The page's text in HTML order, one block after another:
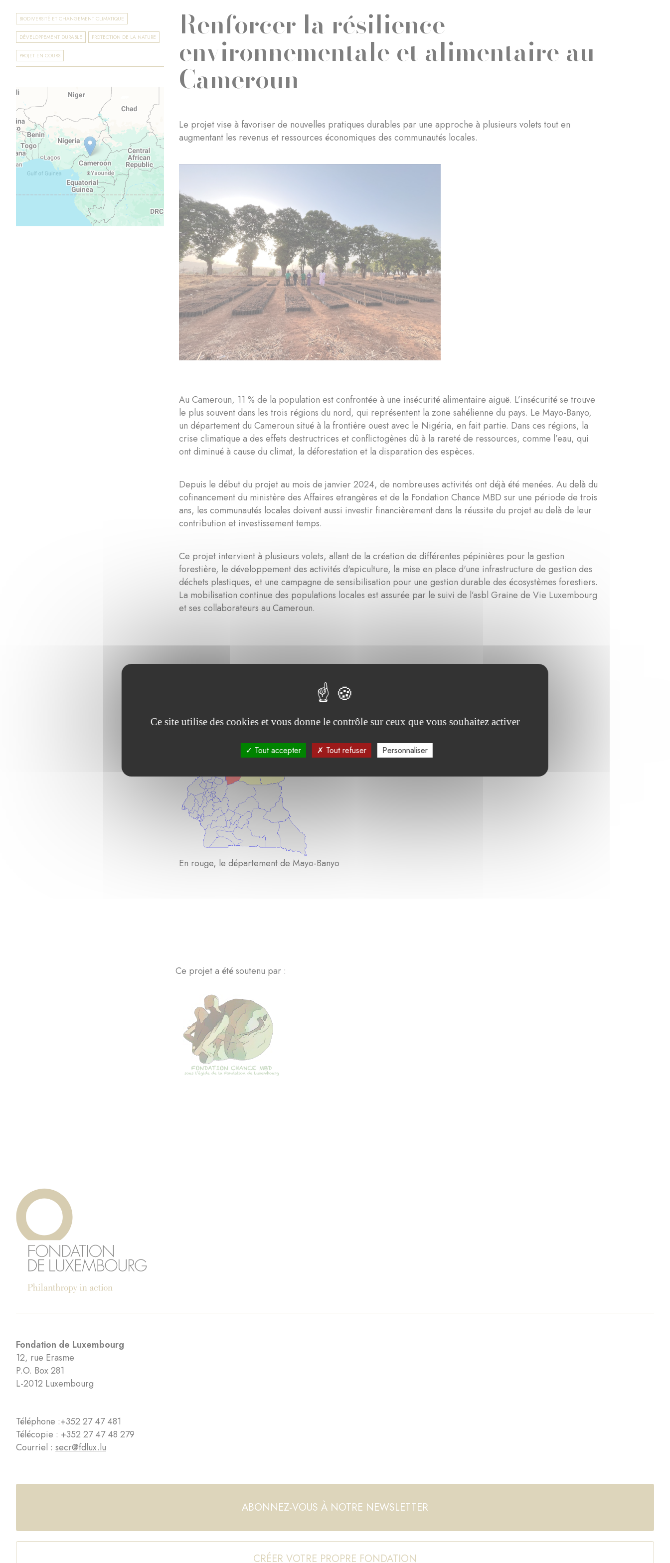
BIODIVERSITÉ ET CHANGEMENT CLIMATIQUE
DÉVELOPPEMENT DURABLE PROTECTION DE LA NATURE
PROJET EN COURS
Renforcer la résilience
environnementale et alimentaire au
Cameroun
Le projet vise à favoriser de nouvelles pratiques durables par une approche à plusieurs volets tout en
augmentant les revenus et ressources économiques des communautés locales.
Au Cameroun, 11 % de la population est confrontée à une insécurité alimentaire aiguë. L’insécurité se trouve
le plus souvent dans les trois régions du nord, qui représentent la zone sahélienne du pays. Le Mayo-Banyo,
un département du Cameroun situé à la frontière ouest avec le Nigéria, en fait partie. Dans ces régions, la
crise climatique a des effets destructrices et conflictogènes dû à la rareté de ressources, comme l’eau, qui
ont diminué à cause du climat, la déforestation et la disparation des espèces.
Depuis le début du projet au mois de janvier 2024, de nombreuses activités ont déjà été menées. Au delà du
cofinancement du ministère des Affaires etrangères et de la Fondation Chance MBD sur une période de trois
ans, les communautés locales doivent aussi investir financièrement dans la réussite du projet au delà de leur
contribution et investissement temps.
Ce projet intervient à plusieurs volets, allant de la création de différentes pépinières pour la gestion
forestière, le développement des activités d'apiculture, la mise en place d'une infrastructure de gestion des
déchets plastiques, et une campagne de sensibilisation pour une gestion durable des écosystèmes forestiers.
La mobilisation continue des populations locales est assurée par le suivi de l’asbl Graine de Vie Luxembourg
et ses collaborateurs au Cameroun.
En rouge, le département de Mayo-Banyo
Ce projet a été soutenu par :
Fondation de Luxembourg
12, rue Erasme
P.O. Box 281
L-2012 Luxembourg
Téléphone :+352 27 47 481
Télécopie : +352 27 47 48 279
Courriel : secr@fdlux.lu
ABONNEZ-VOUS À NOTRE NEWSLETTER
CRÉER VOTRE PROPRE FONDATION
Ce site utilise des cookies et vous donne le contrôle sur ceux que vous souhaitez activer
Tout accepter Tout refuser Personnaliser